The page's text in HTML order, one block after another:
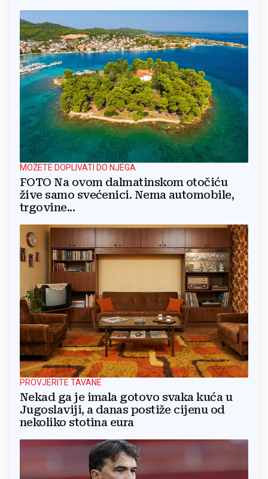
MOŽETE DOPLIVATI DO NJEGA
FOTO Na ovom dalmatinskom otočiću
žive samo svećenici. Nema automobile,
trgovine...
PROVJERITE TAVANE
Nekad ga je imala gotovo svaka kuća u
Jugoslaviji, a danas postiže cijenu od
nekoliko stotina eura